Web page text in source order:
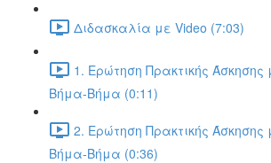
Διδασκαλία με Video (7:03)
1. Ερώτηση Πρακτικής
Βήμα-Βήμα (0:11)
2. Ερώτηση Πρακτικής
Βήμα-Βήμα (0:36)